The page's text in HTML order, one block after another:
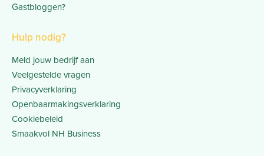
Gastbloggen?
Hulp nodig?
Meld jouw bedrijf aan
Veelgestelde vragen
Privacyverklaring
Openbaarmakingsverklaring
Cookiebeleid
Smaakvol NH Business